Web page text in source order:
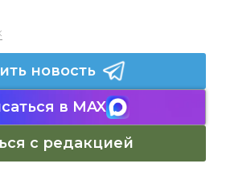
новость
в MAX
с редакцией